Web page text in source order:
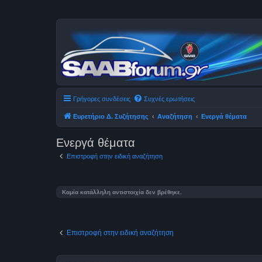
Γρήγορες συνδέσεις Συχνές ερωτήσεις
Ευρετήριο Δ. Συζήτησης Αναζήτηση Ενεργά θέματα
Ενεργά θέματα
Επιστροφή στην ειδική αναζήτηση
Καμία κατάλληλη αντιστοιχία δεν βρέθηκε.
Επιστροφή στην ειδική αναζήτηση